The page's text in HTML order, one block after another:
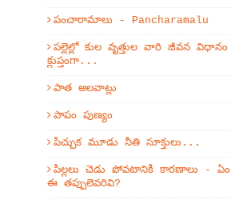
పంచారామాలు - Pancharamalu
పల్లెల్లో కుల వృత్తుల వారి జీవన విధానం
క్లుప్తంగా...
పాత అలవాట్లు
పాపం పుణ్యం
పిచ్చుక మూడు నీతి సూక్తులు...
పిల్లలు చెడు పోవటానికి కారణాలు - ఏం
ఈ తప్పులెవరివి?